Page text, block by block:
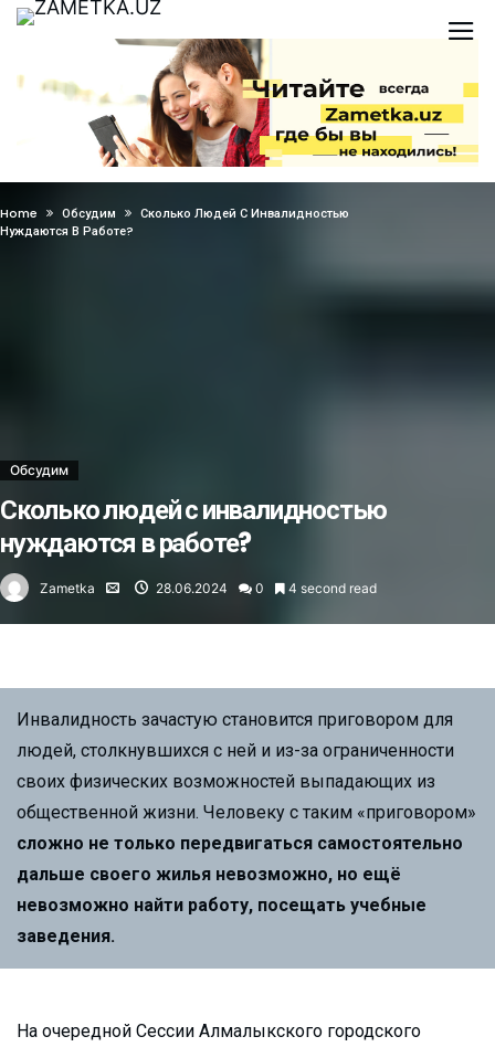
Home Обсудим
Сколько Людей С Инвалидностью
Нуждаются В Работе?
Обсудим
Сколько людей с инвалидностью
нуждаются в работе?
Zametka 28.06.2024 0 4 second read
Инвалидность зачастую становится приговором для
людей, столкнувшихся с ней и из-за ограниченности
своих физических возможностей выпадающих из
общественной жизни. Человеку с таким «приговором»
сложно не только передвигаться самостоятельно
дальше своего жилья невозможно, но ещё
невозможно найти работу, посещать учебные
заведения.
На очередной Сессии Алмалыкского городского